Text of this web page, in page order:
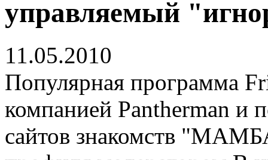
управляемый
11.05.2010
Популярная программа
компанией Pantherman и
сайтов знакомств